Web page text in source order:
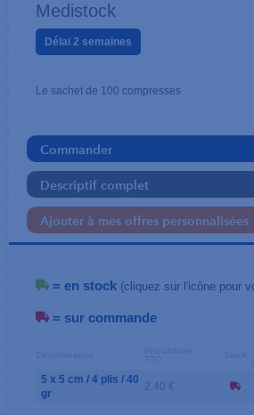
Medistock
Délai 2 semaines
Le sachet de 100 compresses
Commander
Descriptif complet
Ajouter à mes offres personnalisées
= en stock (cliquez sur l'icône pour
= sur commande
5 x 5 cm / 4 plis / 40
gr
2.40 €